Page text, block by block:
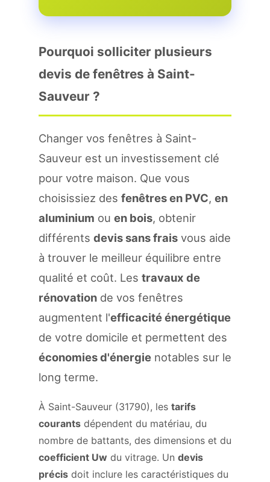
Pourquoi solliciter plusieurs
devis de fenêtres à Saint-
Sauveur ?
Changer vos fenêtres à Saint-
Sauveur est un investissement clé
pour votre maison. Que vous
choisissiez des fenêtres en PVC, en
aluminium ou en bois, obtenir
différents devis sans frais vous aide
à trouver le meilleur équilibre entre
qualité et coût. Les travaux de
rénovation de vos fenêtres
augmentent l'efficacité énergétique
de votre domicile et permettent des
économies d'énergie notables sur le
long terme.
À Saint-Sauveur (31790), les tarifs
courants dépendent du matériau, du
nombre de battants, des dimensions et du
coefficient Uw du vitrage. Un devis
précis doit inclure les caractéristiques du